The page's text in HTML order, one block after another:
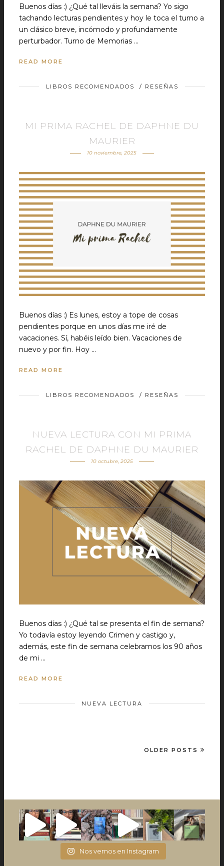
Buenos días :) ¿Qué tal lleváis la semana? Yo sigo
tachando lecturas pendientes y hoy le toca el turno a
un clásico breve, incómodo y profundamente
perturbador. Turno de Memorias …
READ MORE
LIBROS RECOMENDADOS / RESEÑAS
MI PRIMA RACHEL DE DAPHNE DU
MAURIER
10 noviembre, 2025
Buenos días :) Es lunes, estoy a tope de cosas
pendientes porque en unos días me iré de
vacaciones. Sí, habéis leído bien. Vacaciones de
nuevo y por fin. Hoy …
READ MORE
LIBROS RECOMENDADOS / RESEÑAS
NUEVA LECTURA CON MI PRIMA
RACHEL DE DAPHNE DU MAURIER
10 octubre, 2025
Buenos días :) ¿Qué tal se presenta el fin de semana?
Yo todavía estoy leyendo Crimen y castigo y,
además, este fin de semana celebramos los 90 años
de mi …
READ MORE
NUEVA LECTURA
OLDER POSTS
Nos vemos en Instagram